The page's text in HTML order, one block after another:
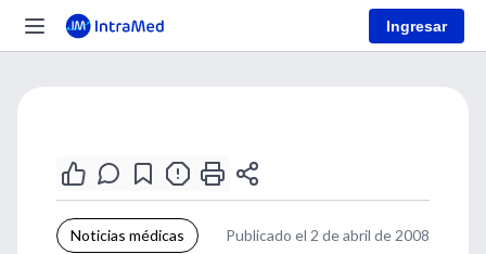
Ingresar
Noticias médicas
Publicado el 2 de abril de 2008